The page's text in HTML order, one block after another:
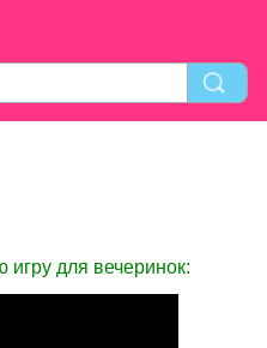
игру для вечеринок: